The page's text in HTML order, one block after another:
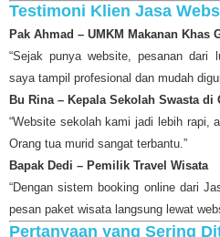
Testimoni Klien Jasa
Pak Ahmad – UMKM Makanan Khas
“Sejak punya website, pesanan dari
saya tampil profesional dan mudah
Bu Rina – Kepala Sekolah Swasta di
“Website sekolah kami jadi lebih rapi,
Orang tua murid sangat terbantu.”
Bapak Dedi – Pemilik Travel Wisata
“Dengan sistem booking online dari
pesan paket wisata langsung lewat
Pertanyaan yang Sering